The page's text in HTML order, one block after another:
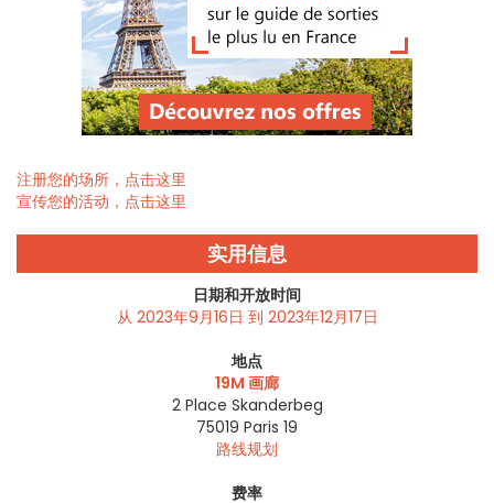
注册您的场所，点击这里
宣传您的活动，点击这里
实用信息
日期和开放时间
从 2023年9月16日 到 2023年12月17日
地点
19M 画廊
2 Place Skanderbeg
75019 Paris 19
路线规划
费率